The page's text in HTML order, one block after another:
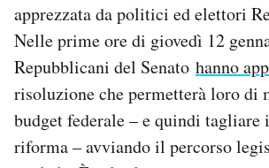
Newsletter
Notifiche mobile
Regala il Post
Hai bisogno di aiuto?
Esci
apprezzata da politici ed elettori
Nelle prime ore di giovedì 12
Repubblicani del Senato hanno
risoluzione che permetterà loro di
budget federale – e quindi
riforma – avviando il percorso